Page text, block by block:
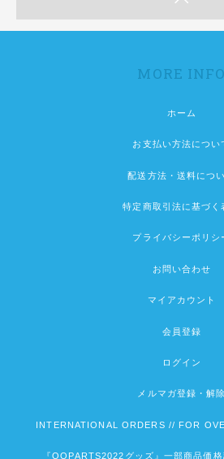
MORE INFO
ホーム
お支払い方法につい
配送方法・送料につ
特定商取引法に基づく
プライバシーポリシ
お問い合わせ
マイアカウント
会員登録
ログイン
メルマガ登録・解除
INTERNATIONAL ORDERS // FOR
『OOPARTS2022グッズ』一部商品価